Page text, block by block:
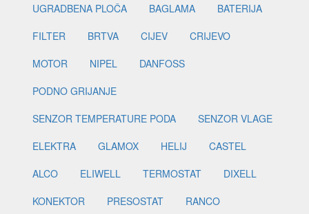
UGRADBENA PLOČA
BAGLAMA
BATERIJA
FILTER
BRTVA CIJEV
CRIJEVO
MOTOR
NIPEL
DANFOSS
PODNO GRIJANJE
SENZOR TEMPERATURE PODA
SENZOR VLAGE
ELEKTRA
GLAMOX HELIJ
CASTEL
ALCO
ELIWELL TERMOSTAT
DIXELL
KONEKTOR
PRESOSTAT
RANCO